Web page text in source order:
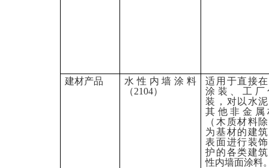
建材产品
水性内墙涂料
（2104）
适用于直接
涂装、工厂
装，对以水
其他非金属
（木质材料
为基材的建
表面进行装
护的各类建
性内墙面涂料